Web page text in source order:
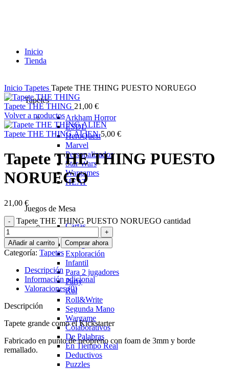
Inicio
Tienda
Tapetes
Arkham Horror
ESDL
HeroQuest
Marvel
Personalizados
Star Wars
Wargames
HEAT
Juegos de Mesa
Cartas
Clasicos
Eurogame
Exploración
Infantil
Para 2 jugadores
Party
Rol
Roll&Write
Segunda Mano
Wargame
Colaborativos
De Palabras
En Tiempo Real
Deductivos
Puzzles
Inicio Tapetes Tapete THE THING PUESTO NORUEGO
Tapete THE THING 21,00 €
Volver a productos
Tapete THE THING ALIEN5,00 €
Tapete THE THING PUESTO
NORUEGO
21,00 €
Tapete THE THING PUESTO NORUEGO cantidad
Añadir al carrito Comprar ahora
Categoría: Tapetes
Descripción
Información adicional
Valoraciones (0)
Descripción
Tapete grande como el Kickstarter
Fabricado en punto de neopreno con foam de 3mm y borde
remallado.